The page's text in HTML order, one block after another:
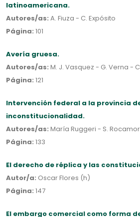
latinoamericana.
Autores/as: A. Fiuza - C. Expósito
Página: 101
Avería gruesa.
Autores/as: M. J. Vasquez - G. Verna -
Página: 121
Intervención federal a la provincia
inconstitucionalidad.
Autores/as: María Ruggeri - S.
Página: 133
El derecho de réplica y las
Autor/a: Oscar Flores (h)
Página: 147
El embargo comercial como forma